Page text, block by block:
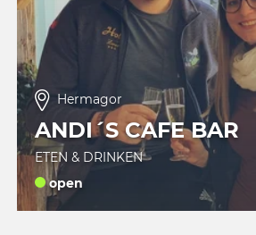
Hermagor
ANDI´S CAFE BAR
ETEN & DRINKEN
open